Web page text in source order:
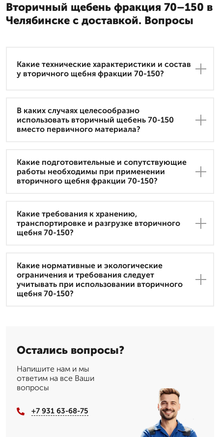
Вторичный щебень фракция 70–150 в
Челябинске с доставкой. Вопросы
Какие технические характеристики и состав
у вторичного щебня фракции 70-150?
В каких случаях целесообразно
использовать вторичный щебень 70-150
вместо первичного материала?
Какие подготовительные и сопутствующие
работы необходимы при применении
вторичного щебня фракции 70-150?
Какие требования к хранению,
транспортировке и разгрузке вторичного
щебня 70-150?
Какие нормативные и экологические
ограничения и требования следует
учитывать при использовании вторичного
щебня 70-150?
Остались вопросы?
Напишите нам и мы
ответим на все Ваши
вопросы
+7 931 63-68-75